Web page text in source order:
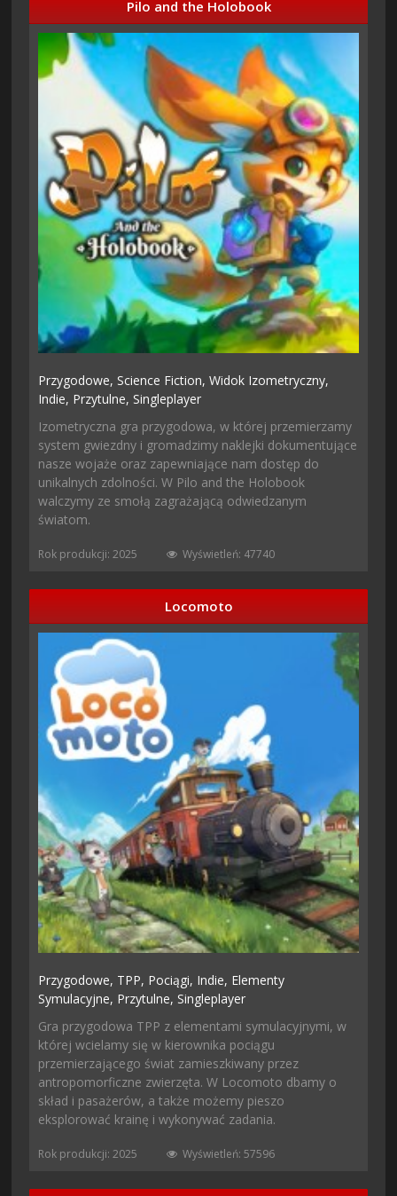
Pilo and the Holobook
Przygodowe,Science Fiction,Widok Izometryczny,
Indie, Przytulne,Singleplayer
Izometryczna gra przygodowa, w której przemierzamy
system gwiezdny i gromadzimy naklejki dokumentujące
nasze wojaże oraz zapewniające nam dostęp do
unikalnych zdolności. W Pilo and the Holobook
walczymy ze smołą zagrażającą odwiedzanym
światom.
Rok produkcji: 2025 Wyświetleń: 47740
Locomoto
Przygodowe, TPP, Pociągi, Indie, Elementy
Symulacyjne, Przytulne,Singleplayer
Gra przygodowa TPP z elementami symulacyjnymi, w
której wcielamy się w kierownika pociągu
przemierzającego świat zamieszkiwany przez
antropomorficzne zwierzęta. W Locomoto dbamy o
skład i pasażerów, a także możemy pieszo
eksplorować krainę i wykonywać zadania.
Rok produkcji: 2025 Wyświetleń: 57596